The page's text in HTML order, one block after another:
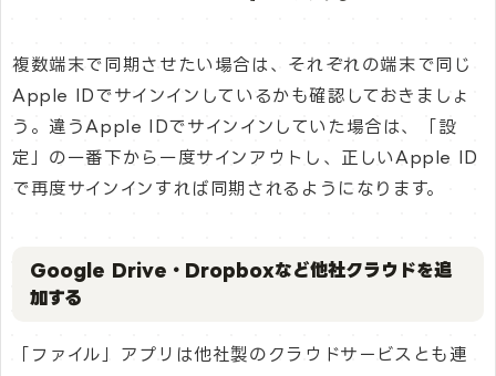
複数端末で同期させたい場合は、それぞれの端末で同じ
Apple IDでサインインしているかも確認しておきましょ
う。違うApple IDでサインインしていた場合は、「設
定」の一番下から一度サインアウトし、正しいApple ID
で再度サインインすれば同期されるようになります。
Google Drive・Dropboxなど他社クラウドを追
加する
「ファイル」アプリは他社製のクラウドサービスとも連